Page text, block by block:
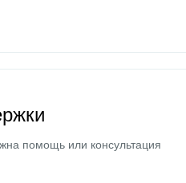
помощь или консультация